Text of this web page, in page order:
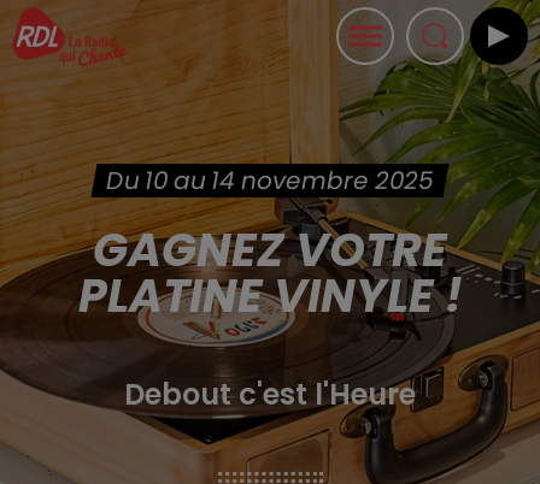
Du 10 au 14 novembre 2025
GAGNEZ VOTRE
PLATINE VINYLE !
Debout c'est l'Heure